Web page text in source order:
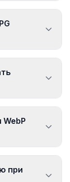
при